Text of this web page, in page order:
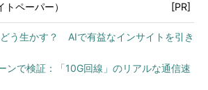
ペーパー） [PR]
う生かす？ AIで有益なインサイトを引き
ンで検証：「10G回線」のリアルな通信速